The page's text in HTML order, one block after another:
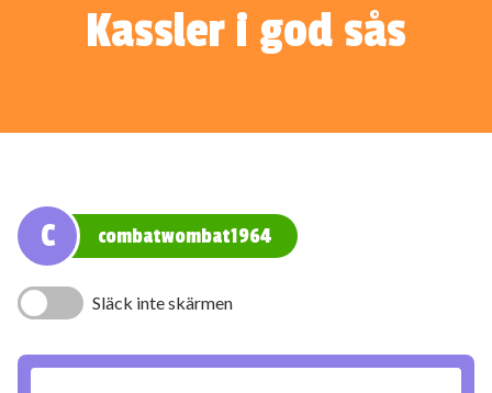
Kassler i god sås
C combatwombat1964
Släck inte skärmen